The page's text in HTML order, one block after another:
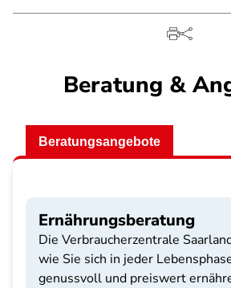
Beratung &
Beratungsangebote
Ernährungsberatung
Die Verbraucherzentrale
wie Sie sich in jeder
genussvoll und preiswert